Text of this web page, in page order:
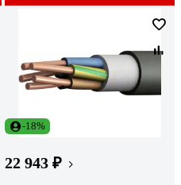
-18%
22 943 ₽